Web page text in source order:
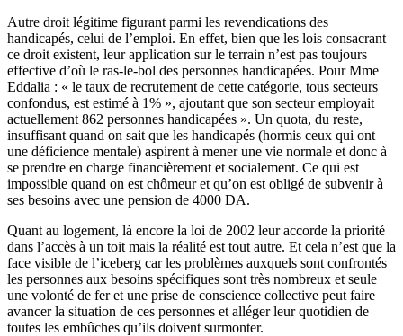
Autre droit légitime figurant parmi les revendications des
handicapés, celui de l’emploi. En effet, bien que les lois consacrant
ce droit existent, leur application sur le terrain n’est pas toujours
effective d’où le ras-le-bol des personnes handicapées. Pour Mme
Eddalia : « le taux de recrutement de cette catégorie, tous secteurs
confondus, est estimé à 1% », ajoutant que son secteur employait
actuellement 862 personnes handicapées ». Un quota, du reste,
insuffisant quand on sait que les handicapés (hormis ceux qui ont
une déficience mentale) aspirent à mener une vie normale et donc à
se prendre en charge financièrement et socialement. Ce qui est
impossible quand on est chômeur et qu’on est obligé de subvenir à
ses besoins avec une pension de 4000 DA.
Quant au logement, là encore la loi de 2002 leur accorde la priorité
dans l’accès à un toit mais la réalité est tout autre. Et cela n’est que la
face visible de l’iceberg car les problèmes auxquels sont confrontés
les personnes aux besoins spécifiques sont très nombreux et seule
une volonté de fer et une prise de conscience collective peut faire
avancer la situation de ces personnes et alléger leur quotidien de
toutes les embûches qu’ils doivent surmonter.